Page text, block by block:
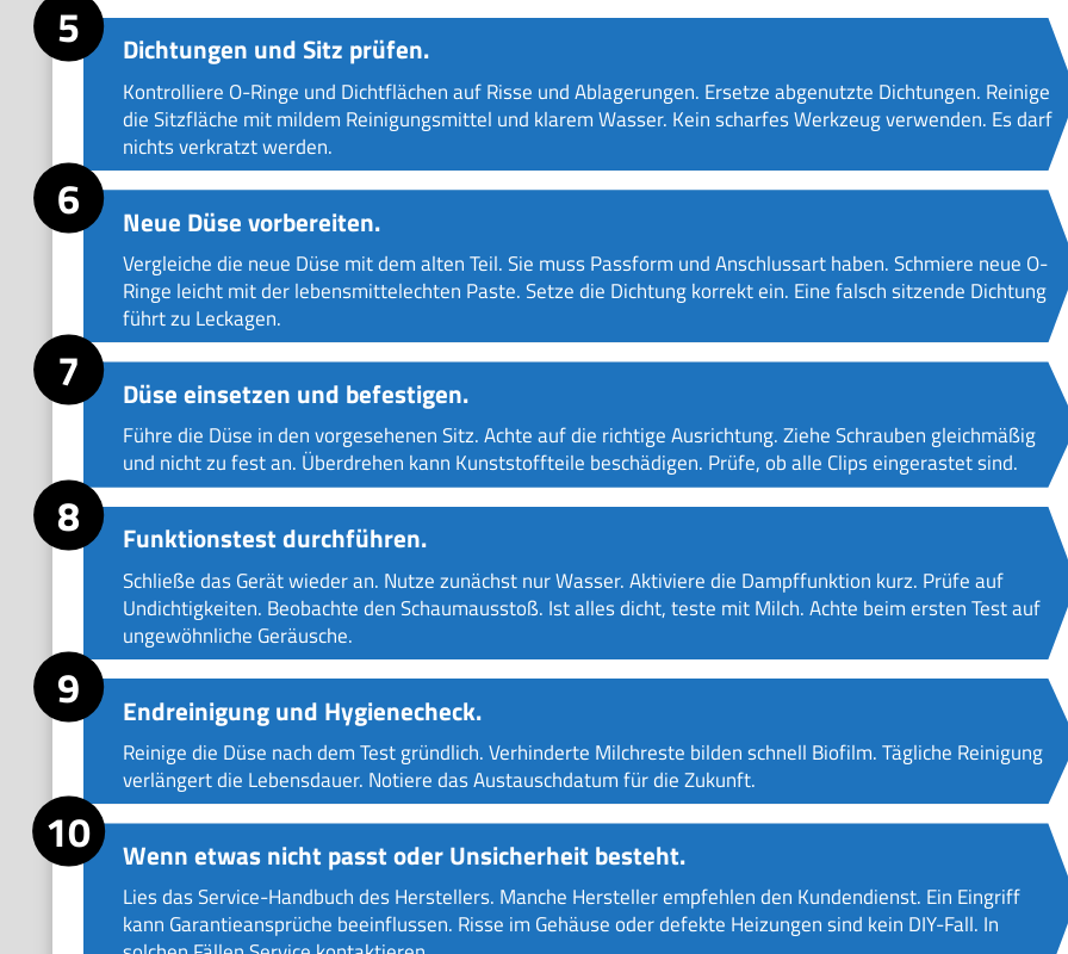
Dichtungen und Sitz prüfen.
Kontrolliere O-Ringe und Dichtflächen auf Risse und Ablagerungen. Ersetze abgenutzte Dichtungen. Reinige
die Sitzfläche mit mildem Reinigungsmittel und klarem Wasser. Kein scharfes Werkzeug verwenden. Es darf
nichts verkratzt werden.
Neue Düse vorbereiten.
Vergleiche die neue Düse mit dem alten Teil. Sie muss Passform und Anschlussart haben. Schmiere neue O-
Ringe leicht mit der lebensmittelechten Paste. Setze die Dichtung korrekt ein. Eine falsch sitzende Dichtung
führt zu Leckagen.
Düse einsetzen und befestigen.
Führe die Düse in den vorgesehenen Sitz. Achte auf die richtige Ausrichtung. Ziehe Schrauben gleichmäßig
und nicht zu fest an. Überdrehen kann Kunststoffteile beschädigen. Prüfe, ob alle Clips eingerastet sind.
Funktionstest durchführen.
Schließe das Gerät wieder an. Nutze zunächst nur Wasser. Aktiviere die Dampffunktion kurz. Prüfe auf
Undichtigkeiten. Beobachte den Schaumausstoß. Ist alles dicht, teste mit Milch. Achte beim ersten Test auf
ungewöhnliche Geräusche.
Endreinigung und Hygienecheck.
Reinige die Düse nach dem Test gründlich. Verhinderte Milchreste bilden schnell Biofilm. Tägliche Reinigung
verlängert die Lebensdauer. Notiere das Austauschdatum für die Zukunft.
Wenn etwas nicht passt oder Unsicherheit besteht.
Lies das Service-Handbuch des Herstellers. Manche Hersteller empfehlen den Kundendienst. Ein Eingriff
kann Garantieansprüche beeinflussen. Risse im Gehäuse oder defekte Heizungen sind kein DIY-Fall. In